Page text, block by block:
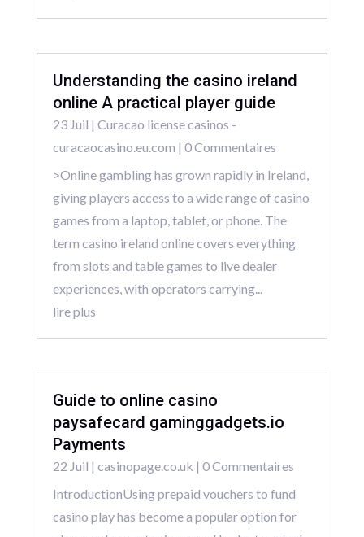
Understanding the casino ireland
online A practical player guide
23 Juil | Curacao license casinos -
curacaocasino.eu.com | 0 Commentaires
>Online gambling has grown rapidly in Ireland,
giving players access to a wide range of casino
games from a laptop, tablet, or phone. The
term casino ireland online covers everything
from slots and table games to live dealer
experiences, with operators carrying...
lire plus
Guide to online casino
paysafecard gaminggadgets.io
Payments
22 Juil | casinopage.co.uk | 0 Commentaires
IntroductionUsing prepaid vouchers to fund
casino play has become a popular option for